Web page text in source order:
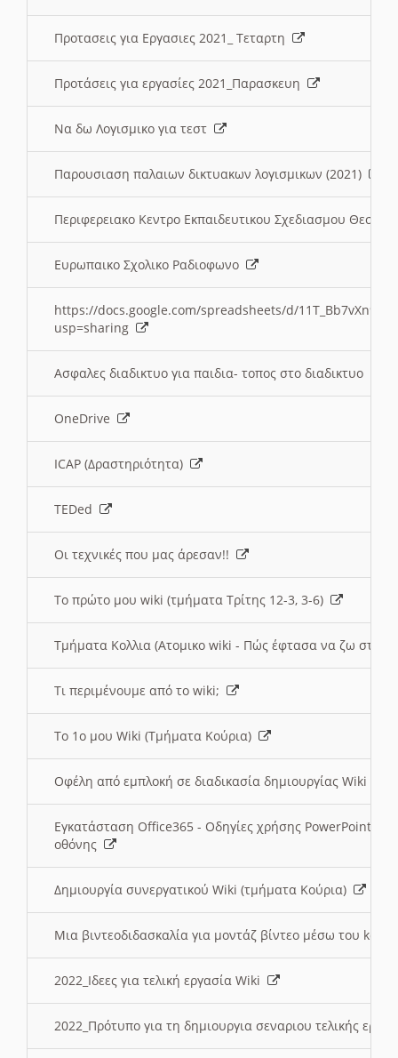
Προτασεις για Εργασιες 2021_ Τεταρτη
Προτάσεις για εργασίες 2021_Παρασκευη
Να δω Λογισμικο για τεστ
Παρουσιαση παλαιων δικτυακων λογισμικων (2021)
Περιφερειακο Κεντρο Εκπαιδευτικου Σχεδιασμου
Ευρωπαικο Σχολικο Ραδιοφωνο
https://docs.google.com/spreadsheets/d/
usp=sharing
Ασφαλες διαδικτυο για παιδια- τοπος στο διαδικτυο
OneDrive
ICAP (Δραστηριότητα)
TEDed
Οι τεχνικές που μας άρεσαν!!
Το πρώτο μου wiki (τμήματα Τρίτης 12-3, 3-6)
Τμήματα Κολλια (Ατομικο wiki - Πώς έφτασα να ζω στην
Τι περιμένουμε από το wiki;
Το 1ο μου Wiki (Τμήματα Κούρια)
Οφέλη από εμπλοκή σε διαδικασία δημιουργίας Wiki
Εγκατάσταση Office365 - Οδηγίες χρήσης PowerPoint
οθόνης
Δημιουργία συνεργατικού Wiki (τμήματα Κούρια)
Μια βιντεοδιδασκαλία για μοντάζ βίντεο μέσω του
2022_Ιδεες για τελική εργασία Wiki
2022_Πρότυπο για τη δημιουργια σεναριου τελικής